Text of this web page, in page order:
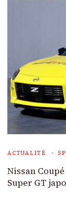
ACTUALITÉ
Nissan
Super GT